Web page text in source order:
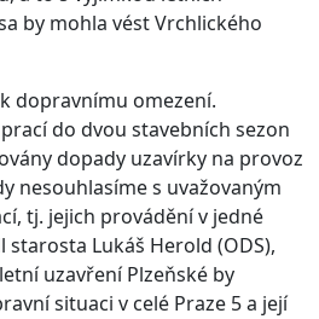
by mohla vést Vrchlického
dopravnímu omezení.
do dvou stavebních sezon
dopady uzavírky na provoz
nesouhlasíme s uvažovaným
tj. jejich provádění v jedné
starosta Lukáš Herold (ODS),
uzavření Plzeňské by
situaci v celé Praze 5 a její